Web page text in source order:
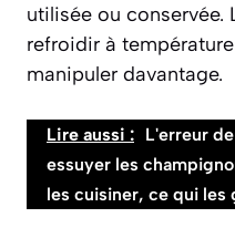
utilisée ou conservée.
refroidir à
manipuler davantage.
Lire aussi : L'erreur
essuyer les
les cuisiner, ce qui les